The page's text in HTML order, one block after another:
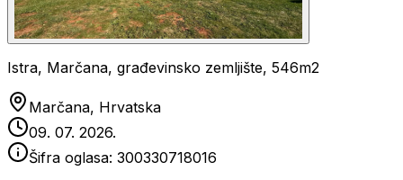
Istra, Marčana, građevinsko zemljište, 546m2
Marčana, Hrvatska
09. 07. 2026.
Šifra oglasa: 300330718016